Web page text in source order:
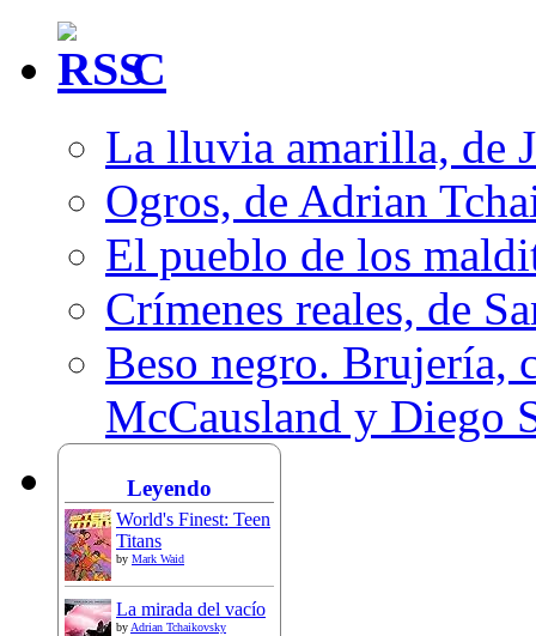
C
La lluvia amarilla, de
Ogros, de Adrian
El pueblo de los
Crímenes reales, de
Beso negro. Brujería,
McCausland y Diego
Leyendo
World's Finest: Teen
Titans
by Mark Waid
La mirada del vacío
by Adrian Tchaikovsky